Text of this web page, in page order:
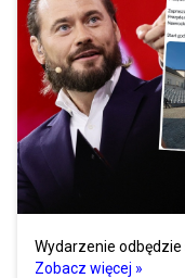
Wydarzenie odbędzie
Zobacz więcej »